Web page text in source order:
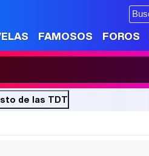
FAMOSOS FOROS
de las TDT